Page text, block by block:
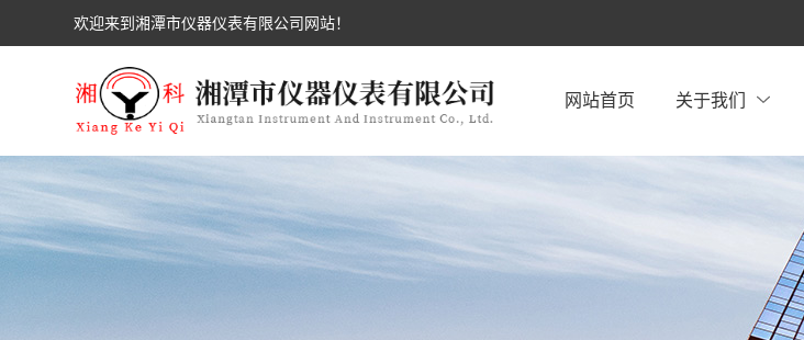
欢迎来到湘潭市仪器仪表有限公司网站！
网站首页 关于我们